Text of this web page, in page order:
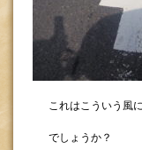
これはこういう風
でしょうか？